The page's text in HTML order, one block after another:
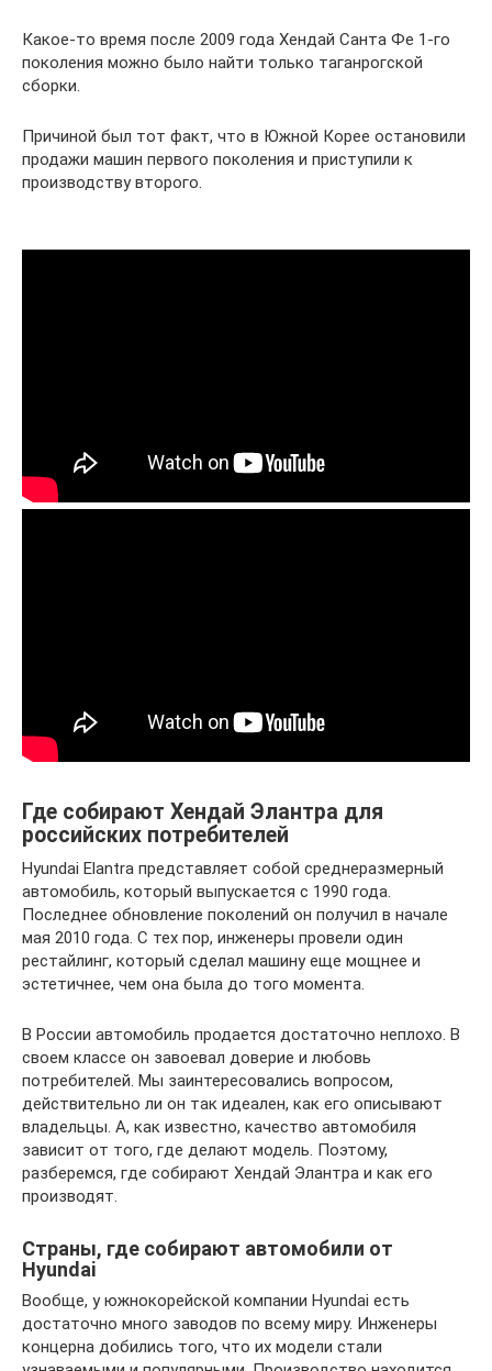
Какое-то время после 2009 года Хендай Санта Фе 1-го
поколения можно было найти только таганрогской
сборки.
Причиной был тот факт, что в Южной Корее остановили
продажи машин первого поколения и приступили к
производству второго.
Где собирают Хендай Элантра для
российских потребителей
Hyundai Elantra представляет собой среднеразмерный
автомобиль, который выпускается с 1990 года.
Последнее обновление поколений он получил в начале
мая 2010 года. С тех пор, инженеры провели один
рестайлинг, который сделал машину еще мощнее и
эстетичнее, чем она была до того момента.
В России автомобиль продается достаточно неплохо. В
своем классе он завоевал доверие и любовь
потребителей. Мы заинтересовались вопросом,
действительно ли он так идеален, как его описывают
владельцы. А, как известно, качество автомобиля
зависит от того, где делают модель. Поэтому,
разберемся, где собирают Хендай Элантра и как его
производят.
Страны, где собирают автомобили от
Hyundai
Вообще, у южнокорейской компании Hyundai есть
достаточно много заводов по всему миру. Инженеры
концерна добились того, что их модели стали